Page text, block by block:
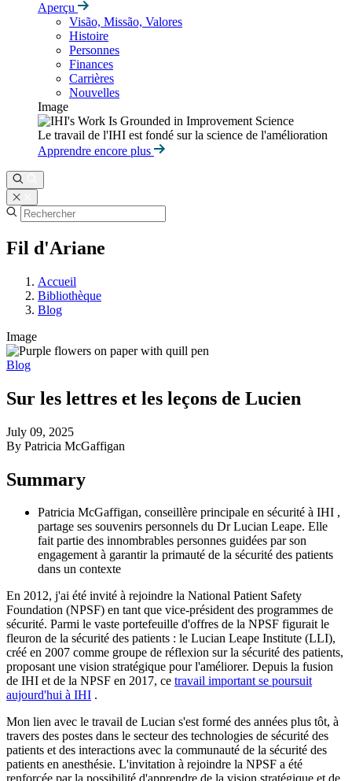
Aperçu
Visão, Missão, Valores
Histoire
Personnes
Finances
Carrières
Nouvelles
Image
Le travail de l'IHI est fondé sur la science de l'amélioration
Apprendre encore plus
Fil d'Ariane
Accueil
Bibliothèque
Blog
Image
Blog
Sur les lettres et les leçons de Lucien
July 09, 2025
By Patricia McGaffigan
Summary
Patricia McGaffigan, conseillère principale en sécurité à IHI ,
partage ses souvenirs personnels du Dr Lucian Leape. Elle
fait partie des innombrables personnes guidées par son
engagement à garantir la primauté de la sécurité des patients
dans un contexte
En 2012, j'ai été invité à rejoindre la National Patient Safety
Foundation (NPSF) en tant que vice-président des programmes de
sécurité. Parmi le vaste portefeuille d'offres de la NPSF figurait le
fleuron de la sécurité des patients : le Lucian Leape Institute (LLI),
créé en 2007 comme groupe de réflexion sur la sécurité des patients,
proposant une vision stratégique pour l'améliorer. Depuis la fusion
de IHI et de la NPSF en 2017, ce travail important se poursuit
aujourd'hui à IHI .
Mon lien avec le travail de Lucian s'est formé des années plus tôt, à
travers des postes dans le secteur des technologies de sécurité des
patients et des interactions avec la communauté de la sécurité des
patients en anesthésie. L'invitation à rejoindre la NPSF a été